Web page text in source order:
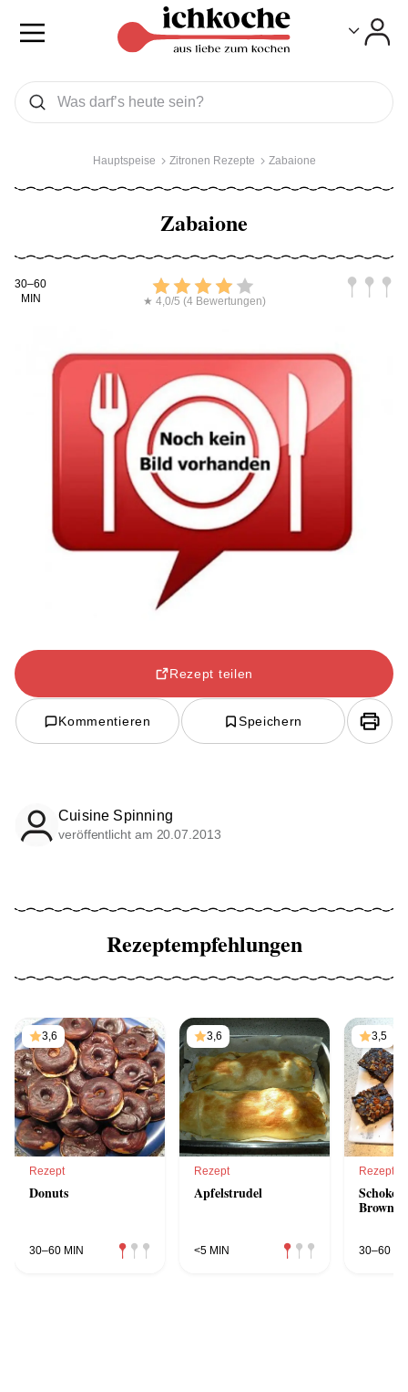
Was wollen Sie suchen
Suchen
Hauptspeise Zitronen Rezepte Zabaione
Zabaione
Kochdauer
30–60
MIN
Bewerten
★ 4,0/5 (4 Bewertungen)
Rezept teilen
Kommentieren Speichern
Cuisine Spinning
veröffentlicht am 20.07.2013
Rezeptempfehlungen
3,6
Rezept
Donuts
30–60 MIN
3,6
Rezept
Apfelstrudel
<5 MIN
3,5
Rezept
Schoko-
Brownies
30–60